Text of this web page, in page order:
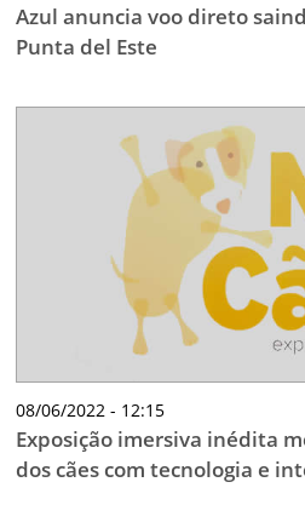
Azul anuncia voo direto
Punta del Este
08/06/2022 - 12:15
Exposição imersiva inédita
dos cães com tecnologia e